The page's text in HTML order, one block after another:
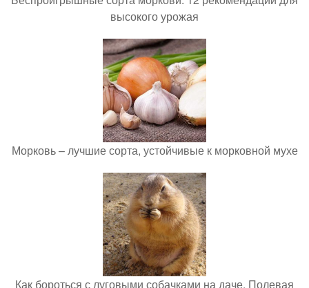
высокого урожая
Морковь – лучшие сорта, устойчивые к морковной мухе
Как бороться с луговыми собачками на даче. Полевая